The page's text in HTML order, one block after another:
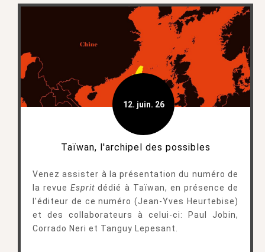
12. juin. 26
Taïwan, l'archipel des possibles
Venez assister à la présentation du numéro de
la revueEsprit dédié à Taïwan, en présence de
l'éditeur de ce numéro (Jean-Yves Heurtebise)
et des collaborateurs à celui-ci: Paul Jobin,
Corrado Neri et Tanguy Lepesant.